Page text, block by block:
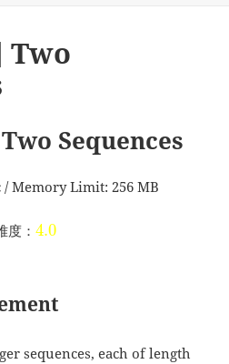
Two
Sequences
Memory Limit: 256 MB
度： 4.0
sequences, each of length